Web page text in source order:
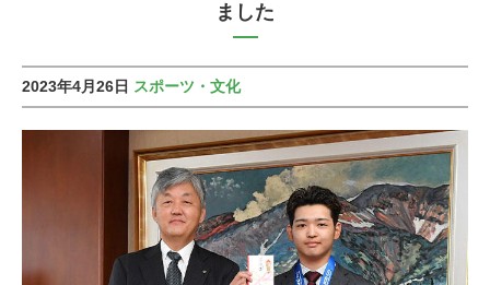
ました
2023年4月26日 スポーツ・文化